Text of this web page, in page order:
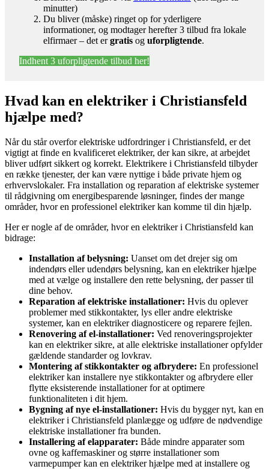
minutter)
Du bliver (måske) ringet op for yderligere
informationer, og modtager herefter 3 tilbud fra lokale
elfirmaer – det ergratis og uforpligtende.
Indhent 3 uforpligtende tilbud her!
Hvad kan en elektriker i Christiansfeld
hjælpe med?
Når du står overfor elektriske udfordringer i Christiansfeld, er det
vigtigt at finde en kvalificeret elektriker, der kan sikre, at arbejdet
bliver udført sikkert og korrekt. Elektrikere i Christiansfeld tilbyder
en række tjenester, der kan være nyttige i både private hjem og
erhvervslokaler. Fra installation og reparation af elektriske systemer
til rådgivning om energibesparende løsninger, findes der mange
områder, hvor en professionel elektriker kan komme til din hjælp.
Her er nogle af de områder, hvor en elektriker i Christiansfeld kan
bidrage:
Installation af belysning: Uanset om det drejer sig om
indendørs eller udendørs belysning, kan en elektriker hjælpe
med at vælge og installere den rette belysning, der passer til
dine behov.
Reparation af elektriske installationer: Hvis du oplever
problemer med stikkontakter, lys eller andre elektriske
systemer, kan en elektriker diagnosticere og reparere fejlen.
Renovering af el-installationer: Ved renoveringsprojekter
kan en elektriker sikre, at alle elektriske installationer opfylder
gældende standarder og lovkrav.
Montering af stikkontakter og afbrydere: En professionel
elektriker kan installere nye stikkontakter og afbrydere eller
flytte eksisterende installationer for at optimere
funktionaliteten i dit hjem.
Bygning af nye el-installationer: Hvis du bygger nyt, kan en
elektriker i Christiansfeld planlægge og udføre de nødvendige
elektriske installationer fra bunden.
Installering af elapparater: Både mindre apparater som
ovne og kaffemaskiner og større installationer som
varmepumper kan en elektriker hjælpe med at installere og